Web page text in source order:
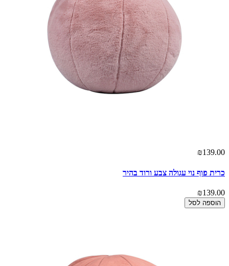
₪139.00
כרית פוף נוי עגולה צבע ורוד בהיר
₪139.00
הוספה לסל